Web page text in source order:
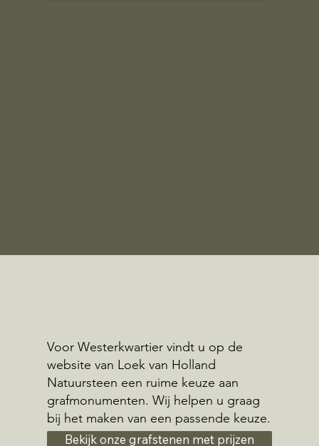
Voor Westerkwartier vindt u op de
website van Loek van Holland
Natuursteen een ruime keuze aan
grafmonumenten. Wij helpen u graag
bij het maken van een passende keuze.
Bekijk onze grafstenen met prijzen